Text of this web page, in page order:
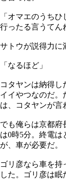
「オマエのうち
行ったる言うてん
サトウが説得力に
「なるほど」
コタヤンは納得し
イイやつなのだ。
は、コタヤンが言
でも俺らは京都府
は0時5分。終電
が、車が必要だ。
ゴリ彦なら車を持
した。ゴリ彦は眠